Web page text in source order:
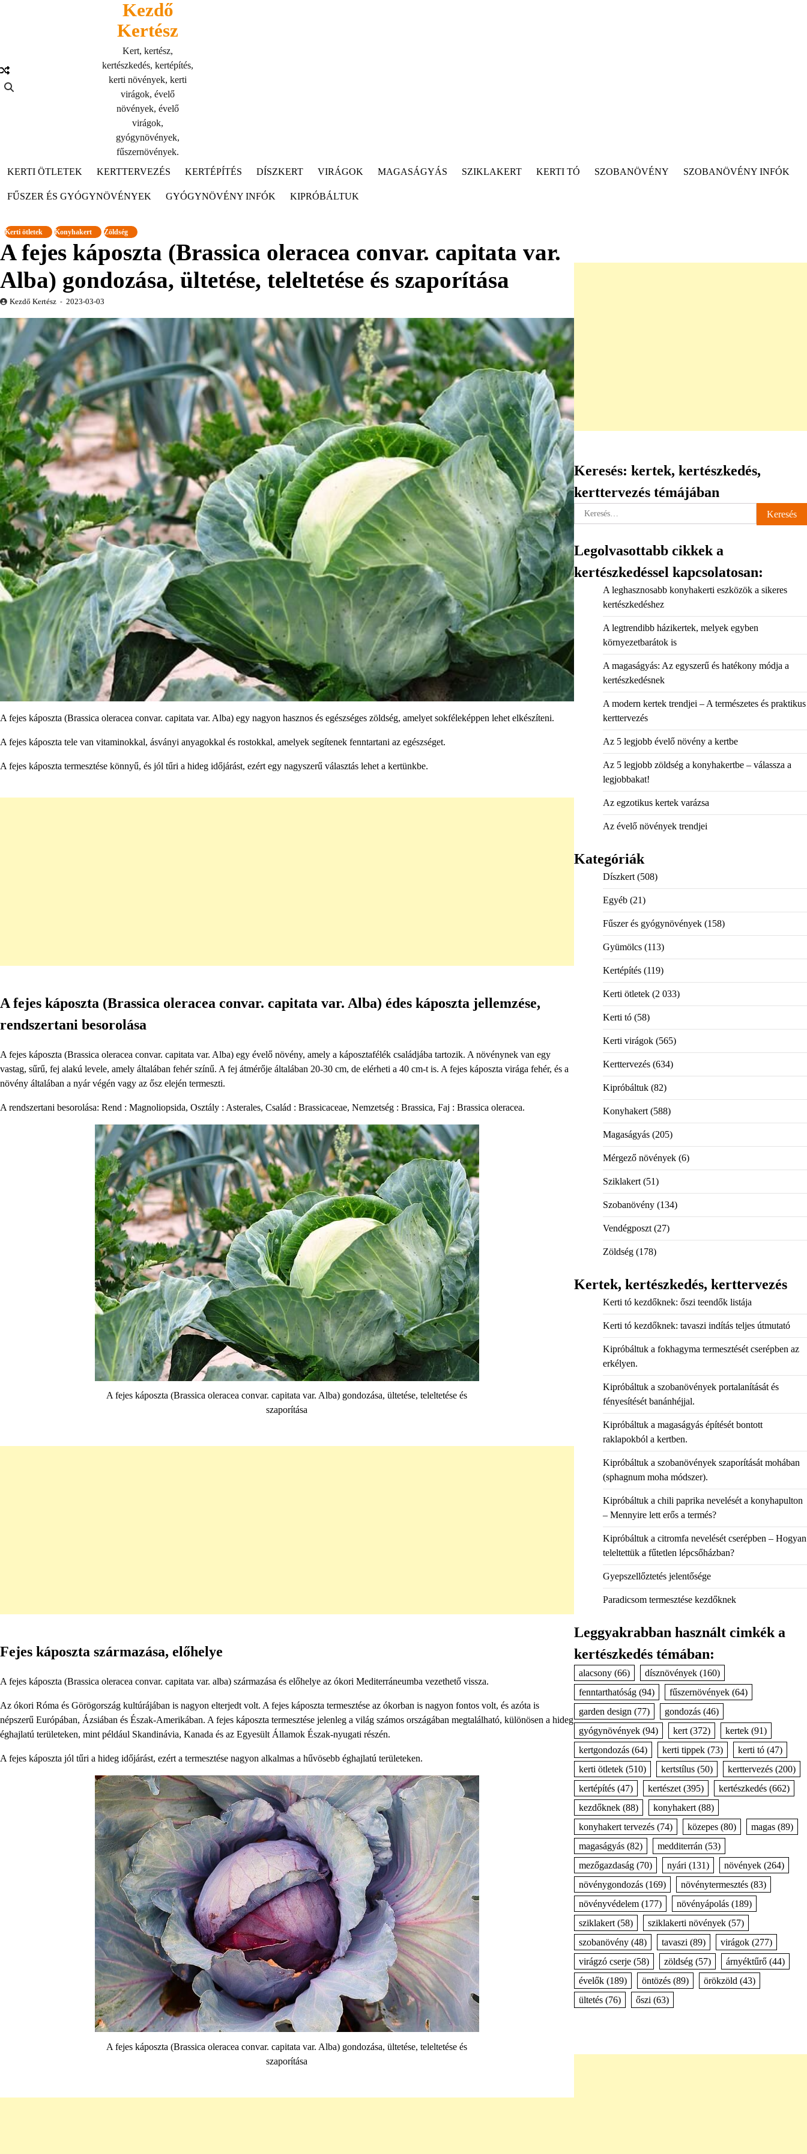
Kezdő
Kertész
Kert, kertész,
kertészkedés, kertépítés,
kerti növények, kerti
virágok, évelő
növények, évelő
virágok,
gyógynövények,
fűszernövények.
KERTI ÖTLETEK
KERTTERVEZÉS KERTÉPÍTÉS DÍSZKERT VIRÁGOK MAGASÁGYÁS SZIKLAKERT KERTI TÓ SZOBANÖVÉNY SZOBANÖVÉNY INFÓK
FŰSZER ÉS GYÓGYNÖVÉNYEK GYÓGYNÖVÉNY INFÓK KIPRÓBÁLTUK
Kerti ötletek Konyhakert Zöldség
A fejes káposzta (Brassica oleracea convar. capitata var.
Alba) gondozása, ültetése, teleltetése és szaporítása
Kezdő Kertész 2023-03-03
A fejes káposzta (Brassica oleracea convar. capitata var. Alba) egy nagyon hasznos és egészséges zöldség, amelyet sokféleképpen lehet elkészíteni.
A fejes káposzta tele van vitaminokkal, ásványi anyagokkal és rostokkal, amelyek segítenek fenntartani az egészséget.
A fejes káposzta termesztése könnyű, és jól tűri a hideg időjárást, ezért egy nagyszerű választás lehet a kertünkbe.
A fejes káposzta (Brassica oleracea convar. capitata var. Alba) édes káposzta jellemzése,
rendszertani besorolása
A fejes káposzta (Brassica oleracea convar. capitata var. Alba) egy évelő növény, amely a káposztafélék családjába tartozik. A növénynek van egy
vastag, sűrű, fej alakú levele, amely általában fehér színű. A fej átmérője általában 20-30 cm, de elérheti a 40 cm-t is. A fejes káposzta virága fehér, és a
növény általában a nyár végén vagy az ősz elején termeszti.
A rendszertani besorolása: Rend : Magnoliopsida, Osztály : Asterales, Család : Brassicaceae, Nemzetség : Brassica, Faj : Brassica oleracea.
A fejes káposzta (Brassica oleracea convar. capitata var. Alba) gondozása, ültetése, teleltetése és
szaporítása
Fejes káposzta származása, előhelye
A fejes káposzta (Brassica oleracea convar. capitata var. alba) származása és előhelye az ókori Mediterráneumba vezethető vissza.
Az ókori Róma és Görögország kultúrájában is nagyon elterjedt volt. A fejes káposzta termesztése az ókorban is nagyon fontos volt, és azóta is
népszerű Európában, Ázsiában és Észak-Amerikában. A fejes káposzta termesztése jelenleg a világ számos országában megtalálható, különösen a hideg
éghajlatú területeken, mint például Skandinávia, Kanada és az Egyesült Államok Észak-nyugati részén.
A fejes káposzta jól tűri a hideg időjárást, ezért a termesztése nagyon alkalmas a hűvösebb éghajlatú területeken.
A fejes káposzta (Brassica oleracea convar. capitata var. Alba) gondozása, ültetése, teleltetése és
szaporítása
Keresés: kertek, kertészkedés,
kerttervezés témájában
Keresés:
Legolvasottabb cikkek a
kertészkedéssel kapcsolatosan:
A leghasznosabb konyhakerti eszközök a sikeres
kertészkedéshez
A legtrendibb házikertek, melyek egyben
környezetbarátok is
A magaságyás: Az egyszerű és hatékony módja a
kertészkedésnek
A modern kertek trendjei – A természetes és praktikus
kerttervezés
Az 5 legjobb évelő növény a kertbe
Az 5 legjobb zöldség a konyhakertbe – válassza a
legjobbakat!
Az egzotikus kertek varázsa
Az évelő növények trendjei
Kategóriák
Díszkert(508)
Egyéb(21)
Fűszer és gyógynövények(158)
Gyümölcs(113)
Kertépítés(119)
Kerti ötletek(2 033)
Kerti tó(58)
Kerti virágok(565)
Kerttervezés(634)
Kipróbáltuk(82)
Konyhakert(588)
Magaságyás(205)
Mérgező növények(6)
Sziklakert(51)
Szobanövény(134)
Vendégposzt(27)
Zöldség(178)
Kertek, kertészkedés, kerttervezés
Kerti tó kezdőknek: őszi teendők listája
Kerti tó kezdőknek: tavaszi indítás teljes útmutató
Kipróbáltuk a fokhagyma termesztését cserépben az
erkélyen.
Kipróbáltuk a szobanövények portalanítását és
fényesítését banánhéjjal.
Kipróbáltuk a magaságyás építését bontott
raklapokból a kertben.
Kipróbáltuk a szobanövények szaporítását mohában
(sphagnum moha módszer).
Kipróbáltuk a chili paprika nevelését a konyhapulton
– Mennyire lett erős a termés?
Kipróbáltuk a citromfa nevelését cserépben – Hogyan
teleltettük a fűtetlen lépcsőházban?
Gyepszellőztetés jelentősége
Paradicsom termesztése kezdőknek
Leggyakrabban használt cimkék a
kertészkedés témában:
alacsony(66) dísznövények(160)
fenntarthatóság(94) fűszernövények(64)
garden design (77) gondozás(46)
gyógynövények(94) kert(372) kertek(91)
kertgondozás(64) kerti tippek(73) kerti tó(47)
kerti ötletek(510) kertstílus(50) kerttervezés(200)
kertépítés(47) kertészet(395) kertészkedés(662)
kezdőknek(88) konyhakert(88)
konyhakert tervezés(74) közepes(80) magas(89)
magaságyás(82) medditerrán (53)
mezőgazdaság(70) nyári (131) növények(264)
növénygondozás(169) növénytermesztés(83)
növényvédelem(177) növényápolás(189)
sziklakert(58) sziklakerti növények(57)
szobanövény(48) tavaszi (89) virágok(277)
virágzó cserje(58) zöldség(57) árnyéktűrő(44)
évelők(189) öntözés(89) örökzöld (43)
ültetés(76) őszi (63)